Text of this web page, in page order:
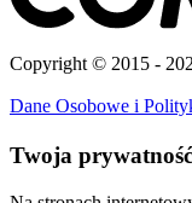
Copyright © 2015 -
Dane Osobowe i
Twoja prywatność